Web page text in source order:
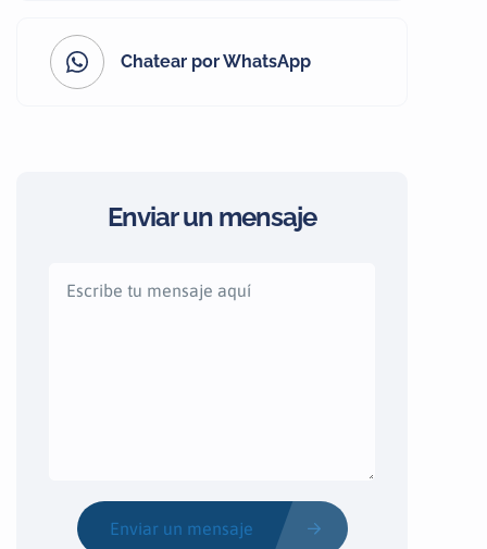
Chatear por WhatsApp
Enviar un mensaje
Enviar un mensaje